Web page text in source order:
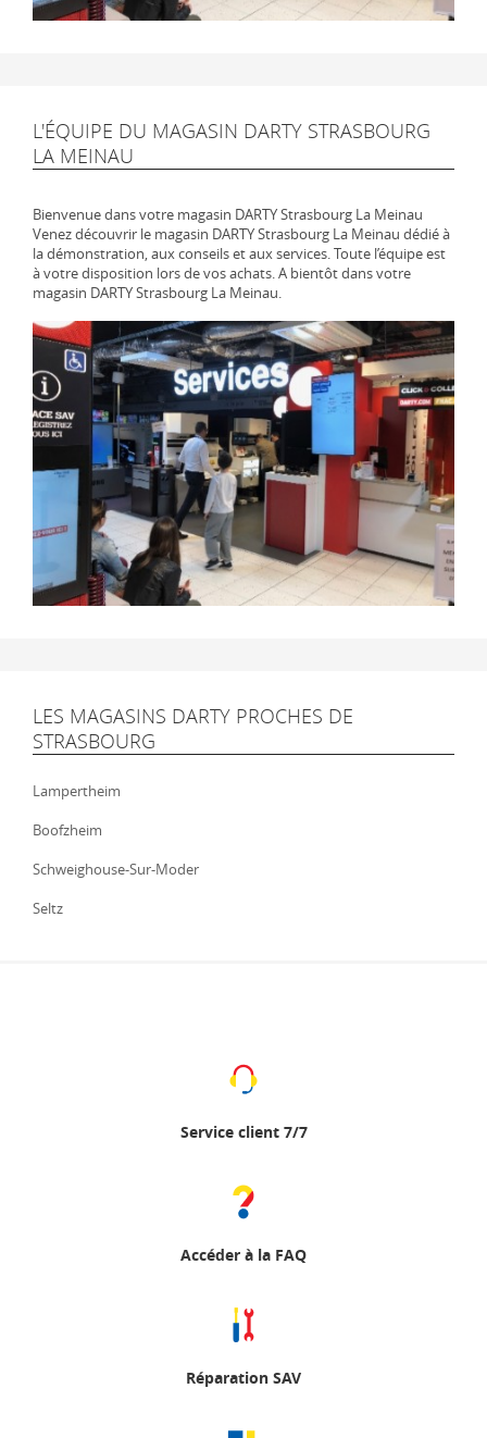
L'ÉQUIPE DU MAGASIN DARTY STRASBOURG
LA MEINAU
Bienvenue dans votre magasin DARTY Strasbourg La Meinau
Venez découvrir le magasin DARTY Strasbourg La Meinau dédié à
la démonstration, aux conseils et aux services. Toute l’équipe est
à votre disposition lors de vos achats. A bientôt dans votre
magasin DARTY Strasbourg La Meinau.
LES MAGASINS DARTY PROCHES DE
STRASBOURG
Lampertheim
Boofzheim
Schweighouse-Sur-Moder
Seltz
Service client 7/7
Accéder à la FAQ
Réparation SAV